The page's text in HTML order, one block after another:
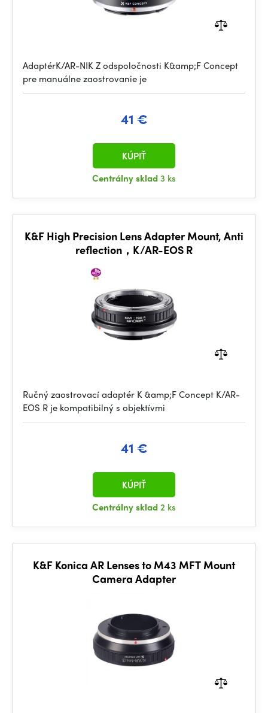
AdaptérK/AR-NIK Z odspoločnosti K&amp;F Concept
pre manuálne zaostrovanie je
41 €
Centrálny sklad3 ks
KÚPIŤ
K&F High Precision Lens Adapter Mount, Anti
reflection，K/AR-EOS R
Ručný zaostrovací adaptér K &amp;F Concept K/AR-
EOS R je kompatibilný s objektívmi
41 €
Centrálny sklad2 ks
KÚPIŤ
K&F Konica AR Lenses to M43 MFT Mount
Camera Adapter